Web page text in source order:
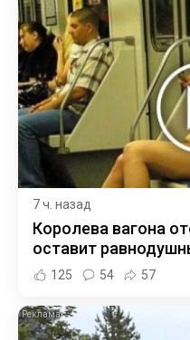
7 ч. назад
Королева вагона
оставит
125 54 57